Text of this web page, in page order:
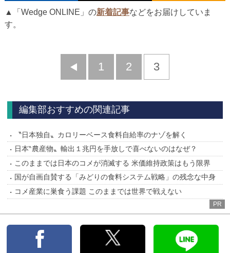
▲「Wedge ONLINE」の新着記事などをお届けしていま
す。
前
1 2 3
編集部おすすめの関連記事
〝日本独自〟カロリーベース食料自給率のナゾを解く
日本‶農産物〟輸出１兆円を手放しで喜べないのはなぜ？
このままでは日本のコメが消滅する 米価維持政策はもう限界
国が自画自賛する「みどりの食料システム戦略」の残念な中身
コメ産業に巣食う課題 このままでは世界で戦えない
PR